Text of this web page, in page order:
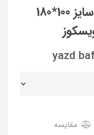
حوله حمام نخ باف یزد سایز 100*180
yazd
مقایسه